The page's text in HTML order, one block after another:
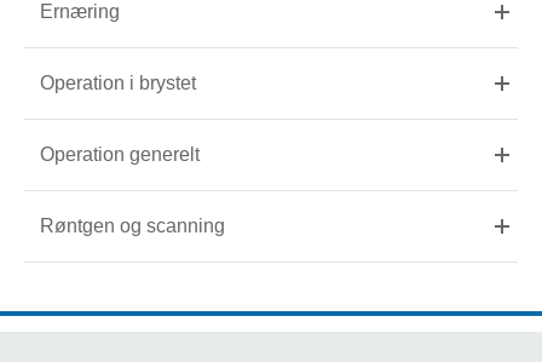
Ernæring
Operation i brystet
Operation generelt
Røntgen og scanning